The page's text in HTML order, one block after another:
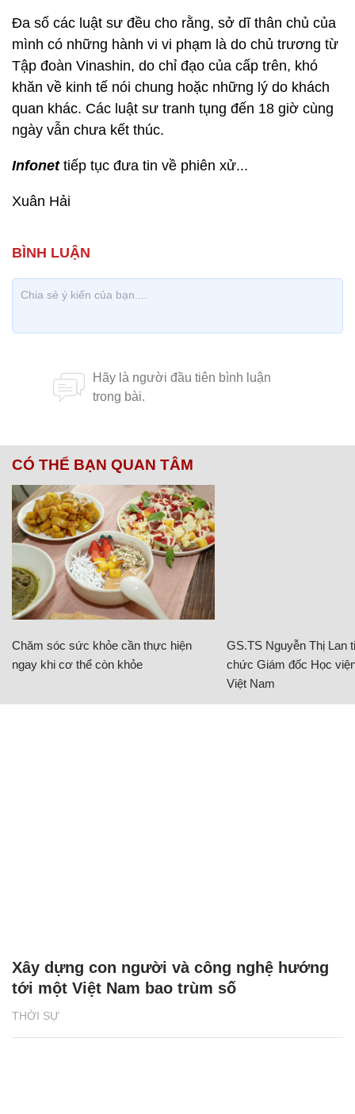
Đa số các luật sư đều cho rằng, sở dĩ thân chủ của
mình có những hành vi vi phạm là do chủ trương từ
Tập đoàn Vinashin, do chỉ đạo của cấp trên, khó
khăn về kinh tế nói chung hoặc những lý do khách
quan khác. Các luật sư tranh tụng đến 18 giờ cùng
ngày vẫn chưa kết thúc.
Infonettiếp tục đưa tin về phiên xử...
Xuân Hải
CÓ THỂ BẠN QUAN TÂM
Chăm sóc sức khỏe cần thực hiện
ngay khi cơ thể còn khỏe
GS.TS Nguyễn Thị Lan
chức Giám đốc Học
Việt Nam
THỜI SỰ
Xây dựng con người và công nghệ hướng
tới một Việt Nam bao trùm số